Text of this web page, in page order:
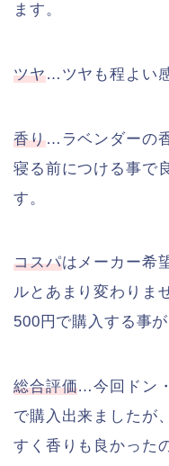
ます。
ツヤ…ツヤも程よい
香り…ラベンダーの
寝る前につける事で
す。
コスパはメーカー希
ルとあまり変わりま
500円で購入する事が
総合評価…今回ドン
で購入出来ましたが
すく香りも良かった